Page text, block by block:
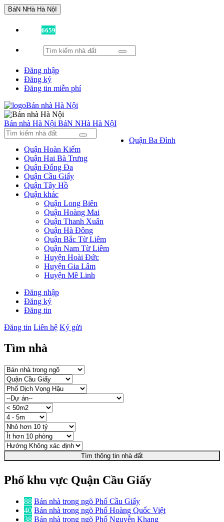
BáN NHà Hà NộI
6659
Đăng nhập
Đăng ký
Đăng tin miễn phí
Bán nhà Hà Nội BáN NHà Hà NộI
Quận Ba Đình
Quận Hoàn Kiếm
Quận Hai Bà Trưng
Quận Đống Đa
Quận Cầu Giấy
Quận Tây Hồ
Quận khác
Quận Long Biên
Quận Hoàng Mai
Quận Thanh Xuân
Quận Hà Đông
Quận Bắc Từ Liêm
Quận Nam Từ Liêm
Huyện Hoài Đức
Huyện Gia Lâm
Huyện Mê Linh
Đăng nhập
Đăng ký
Đăng tin
Đăng tin Liên hệ Ký gửi
Tìm nhà
Tìm thông tin nhà đất
Phố khu vực Quận Cầu Giấy
88 Bán nhà trong ngõ Phố Cầu Giấy
40 Bán nhà trong ngõ Phố Hoàng Quốc Việt
38 Bán nhà trong ngõ Phố Nguyễn Khang